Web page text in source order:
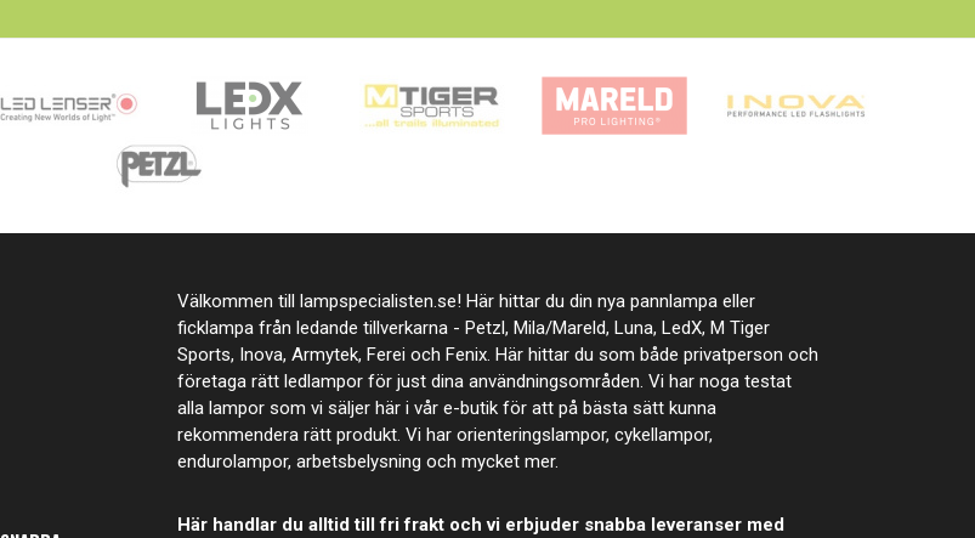
Välkommen till lampspecialisten.se! Här hittar du din nya pannlampa eller
ficklampa från ledande tillverkarna - Petzl, Mila/Mareld, Luna, LedX, M Tiger
Sports, Inova, Armytek, Ferei och Fenix. Här hittar du som både privatperson och
företaga rätt ledlampor för just dina användningsområden. Vi har noga testat
alla lampor som vi säljer här i vår e-butik för att på bästa sätt kunna
rekommendera rätt produkt. Vi har orienteringslampor, cykellampor,
endurolampor, arbetsbelysning och mycket mer.
Här handlar du alltid till fri frakt och vi erbjuder snabba leveranser med